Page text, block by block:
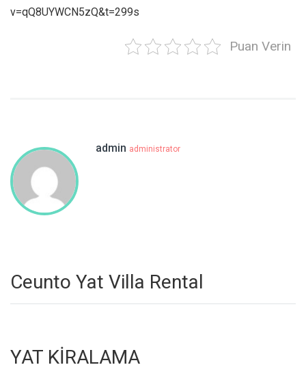
v=qQ8UYWCN5zQ&t=299s
Puan Verin
admin administrator
Ceunto Yat Villa Rental
YAT KİRALAMA